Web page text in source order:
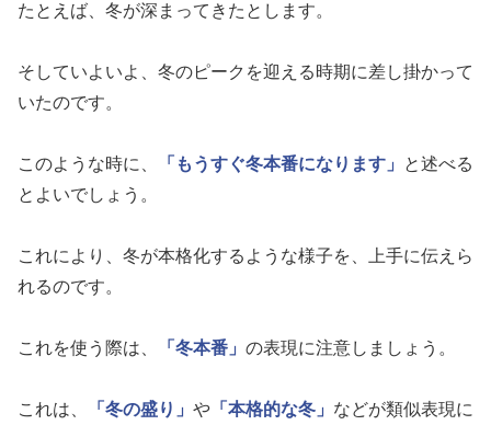
たとえば、冬が深まってきたとします。
そしていよいよ、冬のピークを迎える時期に差し掛かって
いたのです。
このような時に、 「もうすぐ冬本番になります」
と述べる
とよいでしょう。
これにより、冬が本格化するような様子を、上手に伝えら
れるのです。
これを使う際は、 「冬本番」 の表現に注意しましょう。
これは、 「冬の盛り」 や 「本格的な冬」 などが類似表現に